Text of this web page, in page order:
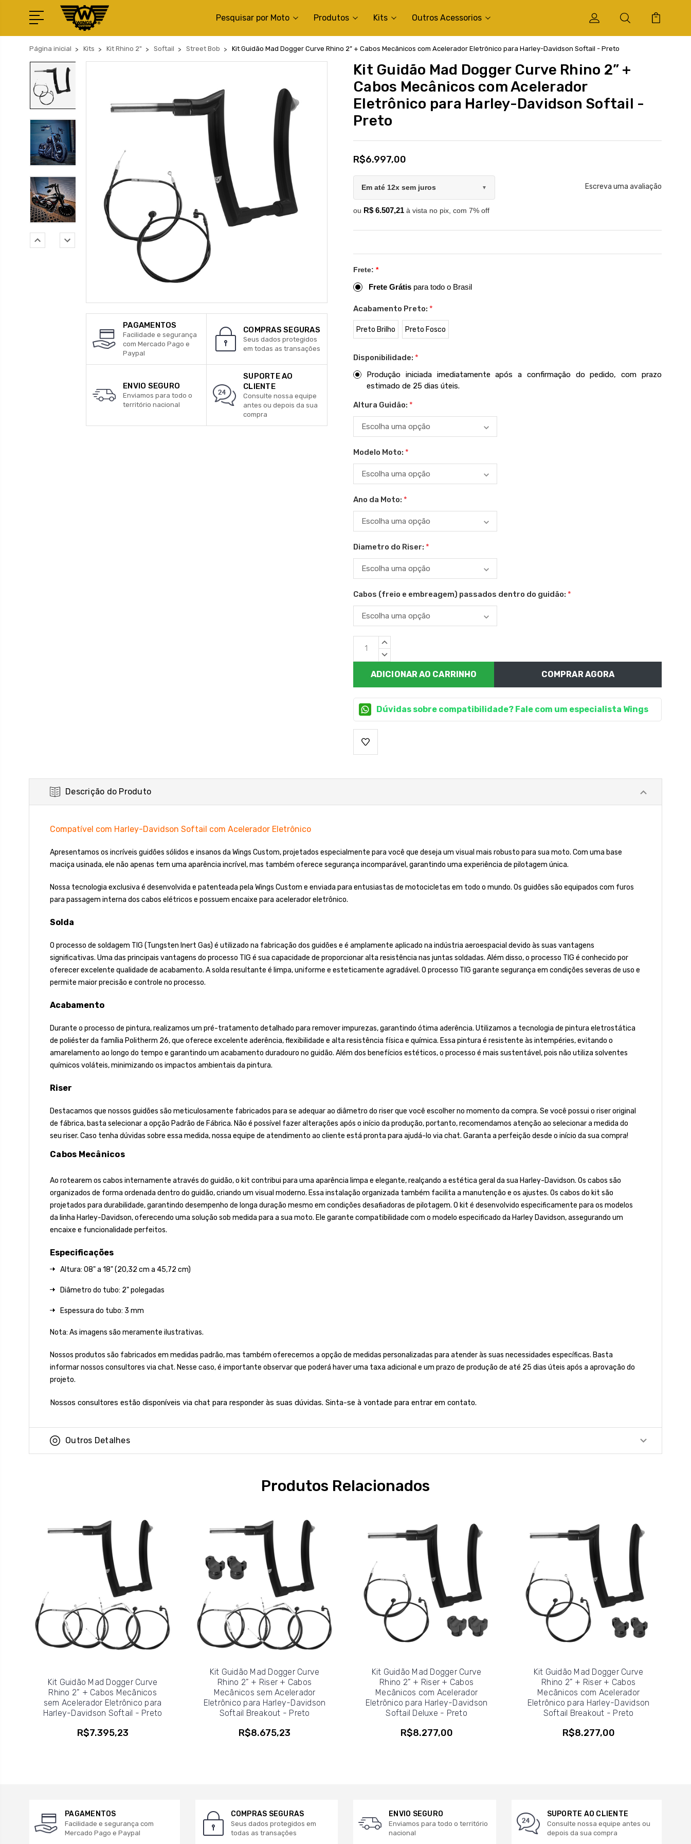
Pesquisar por Moto Produtos Kits Outros Acessorios
Página inicial Kits Kit Rhino 2" Softail Street Bob Kit Guidão Mad Dogger Curve Rhino 2” + Cabos Mecânicos com Acelerador Eletrônico para Harley-Davidson Softail - Preto
PAGAMENTOS
Facilidade e segurança
com Mercado Pago e
Paypal
COMPRAS SEGURAS
Seus dados protegidos
em todas as transações
ENVIO SEGURO
Enviamos para todo o
território nacional
SUPORTE AO
CLIENTE
Consulte nossa equipe
antes ou depois da sua
compra
Kit Guidão Mad Dogger Curve Rhino 2” +
Cabos Mecânicos com Acelerador
Eletrônico para Harley-Davidson Softail -
Preto
R$6.997,00
Em até 12x sem juros ▼
ou R$ 6.507,21 à vista no pix, com 7% off
Escreva uma avaliação
Frete: *
Frete Grátis para todo o Brasil
Acabamento Preto: *
Preto Brilho Preto Fosco
Disponibilidade: *
Produção iniciada imediatamente após a confirmação do pedido, com prazo
estimado de 25 dias úteis.
Altura Guidão: *
Modelo Moto: *
Ano da Moto: *
Diametro do Riser: *
Cabos (freio e embreagem) passados dentro do guidão: *
Estoque
atual:
QUANTIDADE
QUANTIDADE
COMPRAR AGORA
Dúvidas sobre compatibilidade? Fale com um especialista Wings
Descrição do Produto
Compatível com Harley-Davidson Softail com Acelerador Eletrônico
Apresentamos os incríveis guidões sólidos e insanos da Wings Custom, projetados especialmente para você que deseja um visual mais robusto para sua moto. Com uma base
maciça usinada, ele não apenas tem uma aparência incrível, mas também oferece segurança incomparável, garantindo uma experiência de pilotagem única.
Nossa tecnologia exclusiva é desenvolvida e patenteada pela Wings Custom e enviada para entusiastas de motocicletas em todo o mundo. Os guidões são equipados com furos
para passagem interna dos cabos elétricos e possuem encaixe para acelerador eletrônico.
Solda
O processo de soldagem TIG (Tungsten Inert Gas) é utilizado na fabricação dos guidões e é amplamente aplicado na indústria aeroespacial devido às suas vantagens
significativas. Uma das principais vantagens do processo TIG é sua capacidade de proporcionar alta resistência nas juntas soldadas. Além disso, o processo TIG é conhecido por
oferecer excelente qualidade de acabamento. A solda resultante é limpa, uniforme e esteticamente agradável. O processo TIG garante segurança em condições severas de uso e
permite maior precisão e controle no processo.
Acabamento
Durante o processo de pintura, realizamos um pré-tratamento detalhado para remover impurezas, garantindo ótima aderência. Utilizamos a tecnologia de pintura eletrostática
de poliéster da família Politherm 26, que oferece excelente aderência, flexibilidade e alta resistência física e química. Essa pintura é resistente às intempéries, evitando o
amarelamento ao longo do tempo e garantindo um acabamento duradouro no guidão. Além dos benefícios estéticos, o processo é mais sustentável, pois não utiliza solventes
químicos voláteis, minimizando os impactos ambientais da pintura.
Riser
Destacamos que nossos guidões são meticulosamente fabricados para se adequar ao diâmetro do riser que você escolher no momento da compra. Se você possui o riser original
de fábrica, basta selecionar a opção Padrão de Fábrica. Não é possível fazer alterações após o início da produção, portanto, recomendamos atenção ao selecionar a medida do
seu riser. Caso tenha dúvidas sobre essa medida, nossa equipe de atendimento ao cliente está pronta para ajudá-lo via chat. Garanta a perfeição desde o início da sua compra!
Cabos Mecânicos
Ao rotearem os cabos internamente através do guidão, o kit contribui para uma aparência limpa e elegante, realçando a estética geral da sua Harley-Davidson. Os cabos são
organizados de forma ordenada dentro do guidão, criando um visual moderno. Essa instalação organizada também facilita a manutenção e os ajustes. Os cabos do kit são
projetados para durabilidade, garantindo desempenho de longa duração mesmo em condições desafiadoras de pilotagem. O kit é desenvolvido especificamente para os modelos
da linha Harley-Davidson, oferecendo uma solução sob medida para a sua moto. Ele garante compatibilidade com o modelo especificado da Harley Davidson, assegurando um
encaixe e funcionalidade perfeitos.
Especificações
Altura: 08" a 18" (20,32 cm a 45,72 cm)
Diâmetro do tubo: 2" polegadas
Espessura do tubo: 3 mm
Nota: As imagens são meramente ilustrativas.
Nossos produtos são fabricados em medidas padrão, mas também oferecemos a opção de medidas personalizadas para atender às suas necessidades específicas. Basta
informar nossos consultores via chat. Nesse caso, é importante observar que poderá haver uma taxa adicional e um prazo de produção de até 25 dias úteis após a aprovação do
projeto.
Nossos consultores estão disponíveis via chat para responder às suas dúvidas. Sinta-se à vontade para entrar em contato.
Outros Detalhes
Produtos Relacionados
Kit Guidão Mad Dogger Curve
Rhino 2” + Cabos Mecânicos
sem Acelerador Eletrônico para
Harley-Davidson Softail - Preto
R$7.395,23
Kit Guidão Mad Dogger Curve
Rhino 2” + Riser + Cabos
Mecânicos sem Acelerador
Eletrônico para Harley-Davidson
Softail Breakout - Preto
R$8.675,23
Kit Guidão Mad Dogger Curve
Rhino 2” + Riser + Cabos
Mecânicos com Acelerador
Eletrônico para Harley-Davidson
Softail Deluxe - Preto
R$8.277,00
Kit Guidão Mad Dogger Curve
Rhino 2” + Riser + Cabos
Mecânicos com Acelerador
Eletrônico para Harley-Davidson
Softail Breakout - Preto
R$8.277,00
PAGAMENTOS
Facilidade e segurança com
Mercado Pago e Paypal
COMPRAS SEGURAS
Seus dados protegidos em
todas as transações
ENVIO SEGURO
Enviamos para todo o território
nacional
SUPORTE AO CLIENTE
Consulte nossa equipe antes ou
depois da sua compra